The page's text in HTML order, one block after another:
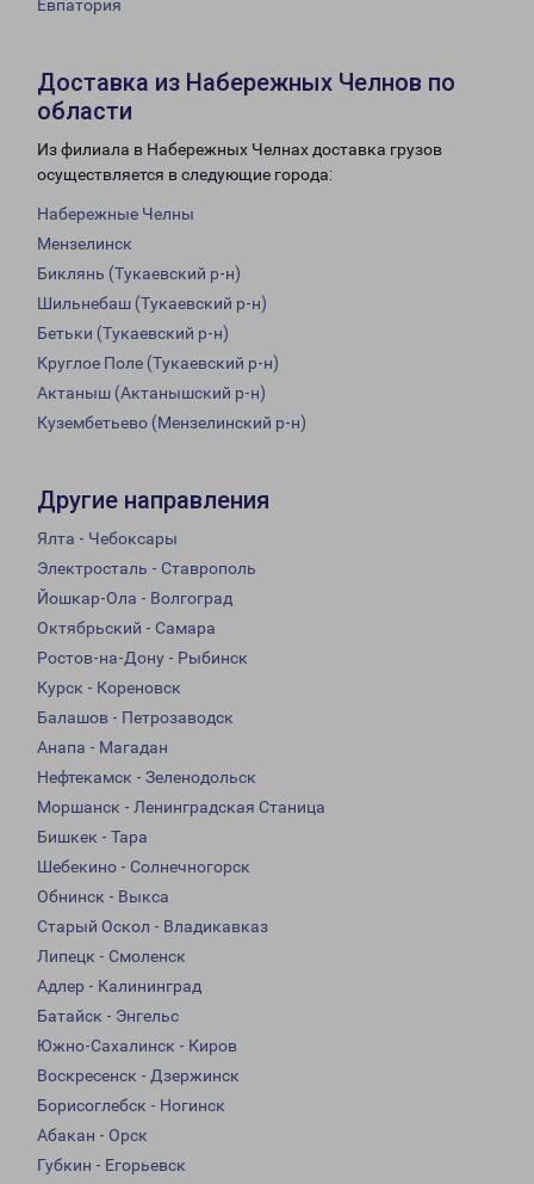
Евпатория
Доставка из Набережных Челнов по
области
Из филиала в Набережных Челнах доставка грузов
осуществляется в следующие города:
Набережные Челны
Мензелинск
Биклянь (Тукаевский р-н)
Шильнебаш (Тукаевский р-н)
Бетьки (Тукаевский р-н)
Круглое Поле (Тукаевский р-н)
Актаныш (Актанышский р-н)
Кузембетьево (Мензелинский р-н)
Другие направления
Ялта - Чебоксары
Электросталь - Ставрополь
Йошкар-Ола - Волгоград
Октябрьский - Самара
Ростов-на-Дону - Рыбинск
Курск - Кореновск
Балашов - Петрозаводск
Анапа - Магадан
Нефтекамск - Зеленодольск
Моршанск - Ленинградская Станица
Бишкек - Тара
Шебекино - Солнечногорск
Обнинск - Выкса
Старый Оскол - Владикавказ
Липецк - Смоленск
Адлер - Калининград
Батайск - Энгельс
Южно-Сахалинск - Киров
Воскресенск - Дзержинск
Борисоглебск - Ногинск
Абакан - Орск
Губкин - Егорьевск